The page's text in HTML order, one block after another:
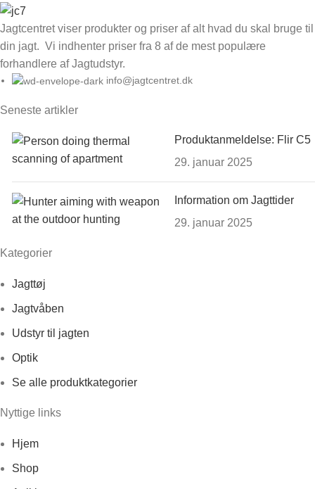
Jagtcentret viser produkter og priser af alt hvad du skal bruge til
din jagt. Vi indhenter priser fra 8 af de mest populære
forhandlere af Jagtudstyr.
info@jagtcentret.dk
Seneste artikler
Produktanmeldelse: Flir C5
29. januar 2025
Information om Jagttider
29. januar 2025
Kategorier
Jagttøj
Jagtvåben
Udstyr til jagten
Optik
Se alle produktkategorier
Nyttige links
Hjem
Shop